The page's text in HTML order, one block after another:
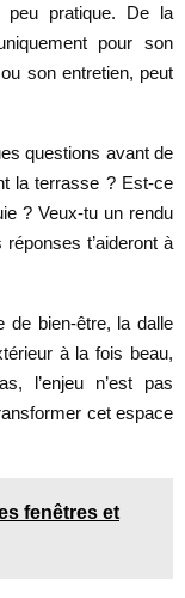
peu pratique. De la
pour son
son entretien, peut
questions avant de
la terrasse ? Est-ce
? Veux-tu un rendu
t’aideront à
de bien-être, la dalle
à la fois beau,
l’enjeu n’est pas
cet espace
fenêtres et